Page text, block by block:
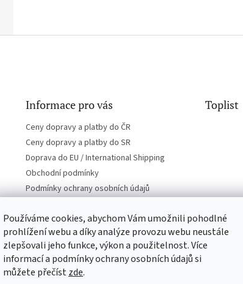
Používáme cookies, abychom Vám umožnili pohodlné
prohlížení webu a díky analýze provozu webu neustále
zlepšovali jeho funkce, výkon a použitelnost. Více
informací a podmínky ochrany osobních údajů si
můžete přečístzde.
Informace pro vás
Ceny dopravy a platby do ČR
Ceny dopravy a platby do SR
Doprava do EU / International Shipping
Obchodní podmínky
Podmínky ochrany osobních údajů
Toplist
EN-filmy.cz CD-Soundtrack.cz